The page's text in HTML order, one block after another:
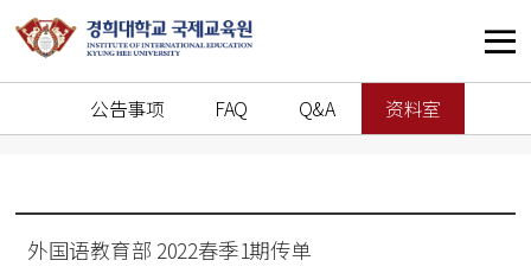
公告事项 FAQ Q&A 资料室
外国语教育部 2022春季1期传单